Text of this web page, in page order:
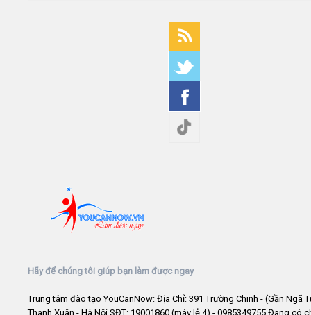
Hãy để chúng tôi giúp bạn làm được ngay
Trung tâm đào tạo YouCanNow: Địa Chỉ: 391 Trường Chinh - (Gần Ngã
Thanh Xuân - Hà Nội SĐT: 19001860 (máy lẻ 4) - 0985349755 Đang có